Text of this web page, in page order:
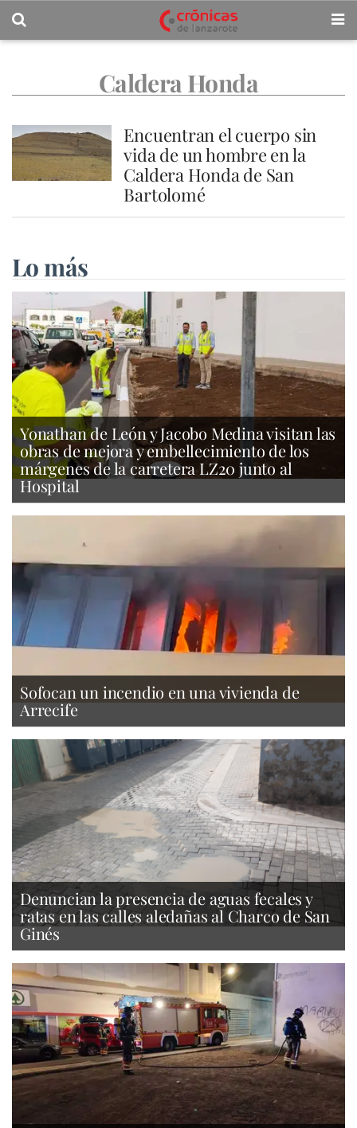
Caldera Honda
Encuentran el cuerpo sin
vida de un hombre en la
Caldera Honda de San
Bartolomé
Lo más
Yonathan de León y Jacobo Medina visitan las
obras de mejora y embellecimiento de los
márgenes de la carretera LZ20 junto al
Hospital
Sofocan un incendio en una vivienda de
Arrecife
Denuncian la presencia de aguas fecales y
ratas en las calles aledañas al Charco de San
Ginés